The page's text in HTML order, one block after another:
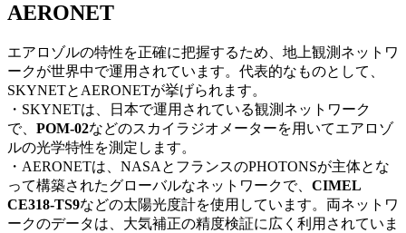
AERONET
エアロゾルの特性を正確に把握するため、地上観測ネットワ
ークが世界中で運用されています。代表的なものとして、
SKYNETと AERONETが挙げられます。
・SKYNETは、日本で運用されている観測ネットワーク
で、 POM-02などのスカイラジオメーターを用いてエアロゾ
ルの光学特性を測定します。
・AERONETは、 NASA とフランスのPHOTONSが主体とな
って構築されたグローバルなネットワークで、 CIMEL
CE318-TS9などの太陽光度計を使用しています。両ネットワ
ークのデータは、大気補正の精度検証に広く利用されていま